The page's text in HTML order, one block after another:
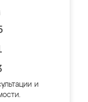
и